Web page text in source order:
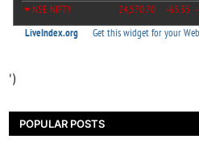
')
POPULAR POSTS